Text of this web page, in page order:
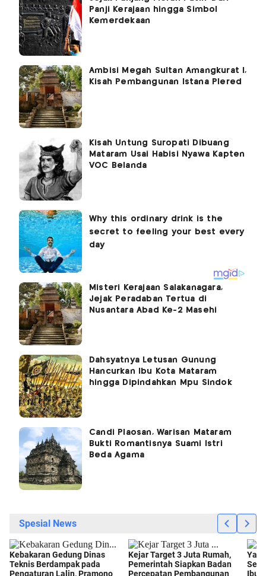
Panji Kerajaan hingga Simbol
Kemerdekaan
Ambisi Megah Sultan Amangkurat I,
Kisah Pembangunan Istana Plered
Kisah Untung Suropati Dibuang
Mataram Usai Habisi Nyawa Kapten
VOC Belanda
Misteri Kerajaan Salakanagara,
Jejak Peradaban Tertua di
Nusantara Abad Ke-2 Masehi
Dahsyatnya Letusan Gunung
Hancurkan Ibu Kota Mataram
hingga Dipindahkan Mpu Sindok
Candi Plaosan, Warisan Mataram
Bukti Romantisnya Suami Istri
Beda Agama